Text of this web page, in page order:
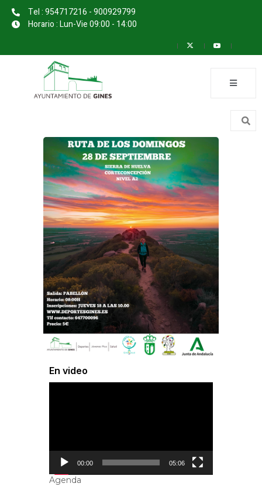
Tel : 954717216 - 900929799
Horario : Lun-Vie 09:00 - 14:00
En video
00:00 05:06
Agenda